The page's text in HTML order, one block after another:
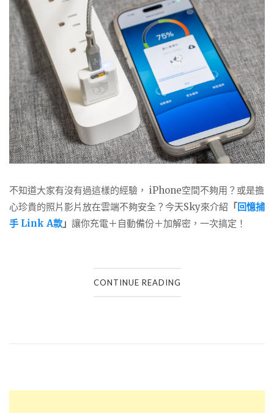
不知道大家有沒有過這樣的經驗， iPhone空間不夠用？或是擔
心珍貴的照片影片放在雲端不夠安全？今天Sky來介紹 「回憶捕
手 Link A款 」 讓你充電＋自動備份＋加解密，一次搞定！
CONTINUE READING